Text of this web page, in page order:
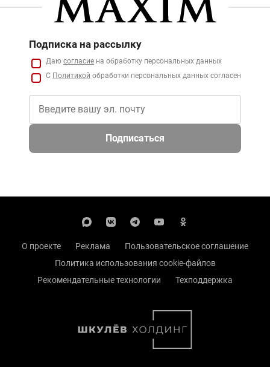
Подписка на рассылку
Даю согласие на обработку персональных данных
С Политикой обработки персональных данных согласен
Подписаться
О проекте Реклама
Пользовательское соглашение
Политика использования cookie-файлов
Рекомендательные технологии
Техподдержка